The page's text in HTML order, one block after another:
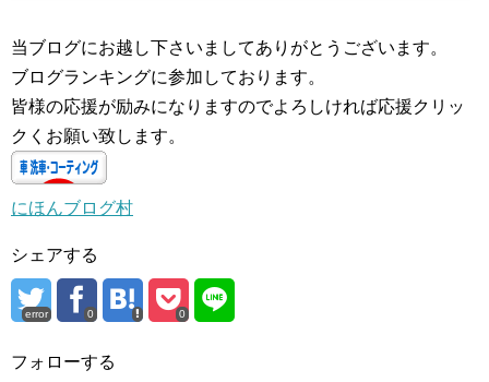
当ブログにお越し下さいましてありがとうございます。
ブログランキングに参加しております。
皆様の応援が励みになりますのでよろしければ応援クリッ
クくお願い致します。
にほんブログ村
シェアする
error 0 0
フォローする